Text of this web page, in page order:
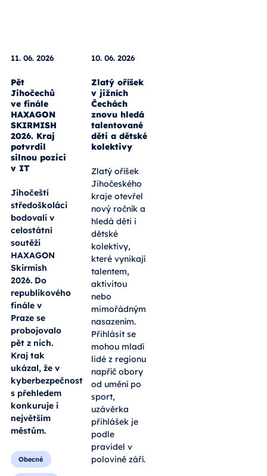
11. 06. 2026
Pět
Jihočechů
ve finále
HAXAGON
SKIRMISH
2026. Kraj
potvrdil
silnou pozici
v IT
Jihočeští
středoškoláci
bodovali v
celostátní
soutěži
HAXAGON
Skirmish
2026. Do
republikového
finále v
Praze se
probojovalo
pět z nich.
Kraj tak
ukázal, že v
kyberbezpečnosti
s přehledem
konkuruje i
největším
městům.
Obecné
10. 06. 2026
Zlatý oříšek
v jižních
Čechách
znovu hledá
talentované
děti a dětské
kolektivy
Zlatý oříšek
Jihočeského
kraje otevřel
nový ročník a
hledá děti i
dětské
kolektivy,
které vynikají
talentem,
aktivitou
nebo
mimořádným
nasazením.
Přihlásit se
mohou mladí
lidé z regionu
napříč obory
od umění po
sport,
uzávěrka
přihlášek je
podle
pravidel v
polovině září.